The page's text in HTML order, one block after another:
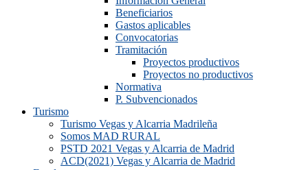
Beneficiarios
Gastos aplicables
Convocatorias
Tramitación
Proyectos productivos
Proyectos no productivos
Normativa
P. Subvencionados
Turismo
Turismo Vegas y Alcarria Madrileña
Somos MAD RURAL
PSTD 2021 Vegas y Alcarria de Madrid
ACD(2021) Vegas y Alcarria de Madrid